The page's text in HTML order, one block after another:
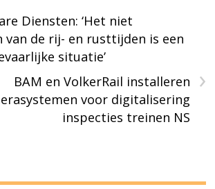
Diensten: ‘Het niet
van de rij- en rusttijden is een
situatie’
›
BAM en VolkerRail installeren
voor digitalisering
inspecties treinen NS